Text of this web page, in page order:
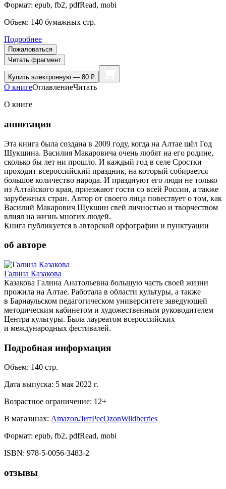
Формат: epub, fb2, pdfRead, mobi
Объем: 140 бумажных стр.
Подробнее
Пожаловаться
Читать фрагмент
Купить электронную — 80 ₽
О книгеОглавлениеЧитать
О книге
аннотация
Эта книга была создана в 2009 году, когда на Алтае шёл Год
Шукшина. Василия Макаровича очень любят на его родине,
сколько бы лет ни прошло. И каждый год в селе Сростки
проходит всероссийский праздник, на который собирается
большое количество народа. И празднуют его люди не только
из Алтайского края, приезжают гости со всей России, а также
зарубежных стран. Автор от своего лица повествует о том, как
Василий Макарович Шукшин свей личностью и творчеством
влиял на жизнь многих людей.
Книга публикуется в авторской орфографии и пунктуации
об авторе
Галина Казакова
Казакова Галина Анатольевна большую часть своей жизни
прожила на Алтае. Работала в области культуры, а также
в Барнаульском педагогическом университете заведующей
методическим кабинетом и художественным руководителем
Центра культуры. Была лауреатом всероссийских
и международных фестивалей.
Подробная информация
Объем: 140 стр.
Дата выпуска: 5 мая 2022 г.
Возрастное ограничение: 12+
В магазинах: AmazonЛитРесOzonWildberries
Формат: epub, fb2, pdfRead, mobi
ISBN: 978-5-0056-3483-2
отзывы